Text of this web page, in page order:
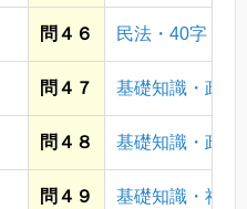
問４６ 民法・40字
問４７ 基礎知識・政治
問４８ 基礎知識・政治
問４９ 基礎知識・社会